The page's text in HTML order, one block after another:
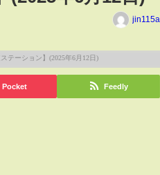
jin115a
Pocket Feedly